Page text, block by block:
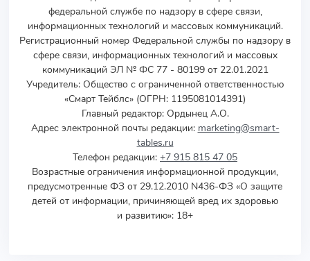
федеральной службе по надзору в сфере связи,
информационных технологий и массовых коммуникаций.
Регистрационный номер Федеральной службы по надзору в
сфере связи, информационных технологий и массовых
коммуникаций ЭЛ № ФС 77 - 80199 от 22.01.2021
Учредитель: Общество с ограниченной ответственностью
«Смарт Тейблс» (ОГРН: 1195081014391)
Главный редактор: Ордынец А.О.
Адрес электронной почты редакции: marketing@smart-
tables.ru
Телефон редакции: +7 915 815 47 05
Возрастные ограничения информационной продукции,
предусмотренные ФЗ от 29.12.2010 N436-ФЗ «О защите
детей от информации, причиняющей вред их здоровью
и развитию»: 18+